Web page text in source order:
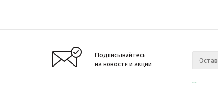
Подписывайтесь
на новости и акции